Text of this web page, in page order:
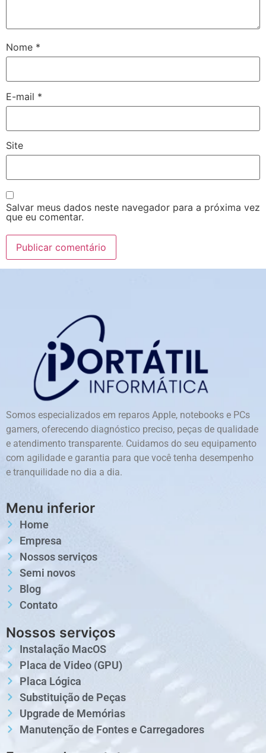
Nome *
E-mail *
Site
Salvar meus dados neste navegador para a próxima vez
que eu comentar.
Somos especializados em reparos Apple, notebooks e PCs
gamers, oferecendo diagnóstico preciso, peças de qualidade
e atendimento transparente. Cuidamos do seu equipamento
com agilidade e garantia para que você tenha desempenho
e tranquilidade no dia a dia.
Menu inferior
Home
Empresa
Nossos serviços
Semi novos
Blog
Contato
Nossos serviços
Instalação MacOS
Placa de Video (GPU)
Placa Lógica
Substituição de Peças
Upgrade de Memórias
Manutenção de Fontes e Carregadores